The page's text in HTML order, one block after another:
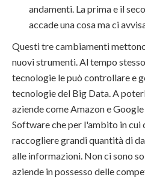
andamenti. La prima e il
accade una cosa ma ci
Questi tre cambiamenti
nuovi strumenti. Al tempo
tecnologie le può controllare e
tecnologie del Big Data. A
aziende come Amazon e
Software che per l'ambito in cui
raccogliere grandi quantità di
alle informazioni. Non ci sono
aziende in possesso delle